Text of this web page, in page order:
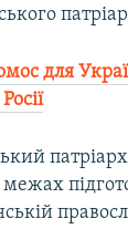
для
межах